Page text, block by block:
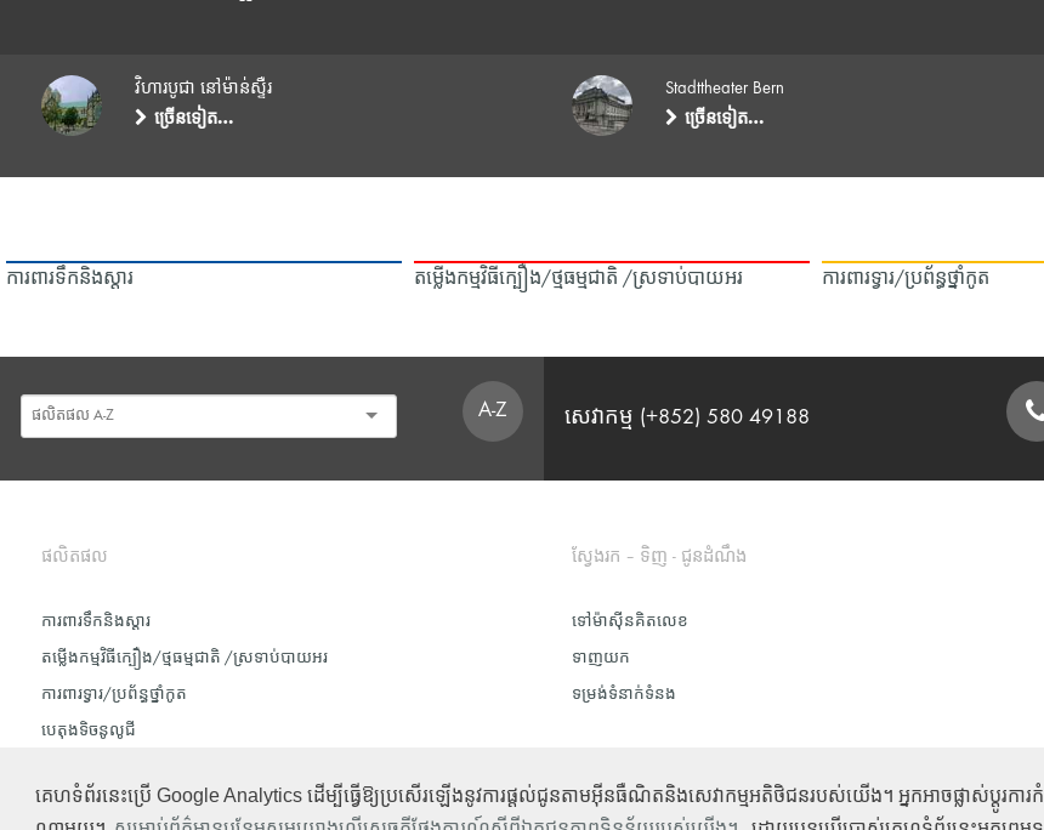
គេហទំព័រនេះប្រើ Google Analytics ដើម្បីធ្វើឱ្យប្រសើរឡើងនូវការផ្តល់ជូនតាមអ៊ីនធឺណិតនិងសេវាកម្មអតិថិជនរបស់យើង។ អ្នកអាចផ្លាស់ប្តូរក
វិហារបូជា នៅម៉ាន់ស្ទឺរ
ច្រើនទៀត…
Stadttheater Bern
ច្រើនទៀត…
ការពារទឹក​និង​ស្ដារ តម្លើងកម្មវិធីក្បឿង/ថ្មធម្មជាតិ /ស្រទាប់បាយអរ ការពារទ្វារ/ប្រព័ន្ធថ្នាំកូត
A-Z សេវាកម្ម (+852) 580 49188
ផលិតផល
ការពារទឹក​និង​ស្ដារ
តម្លើងកម្មវិធីក្បឿង/ថ្មធម្មជាតិ /ស្រទាប់បាយអរ
ការពារទ្វារ/ប្រព័ន្ធថ្នាំកូត
បេតុងទិចនូលូជី
ស្វែងរក – ទិញ - ជូនដំណឹង
ទៅម៉ាស៊ីនគិតលេខ
ទាញយក
ទម្រង់ទំនាក់ទំនង